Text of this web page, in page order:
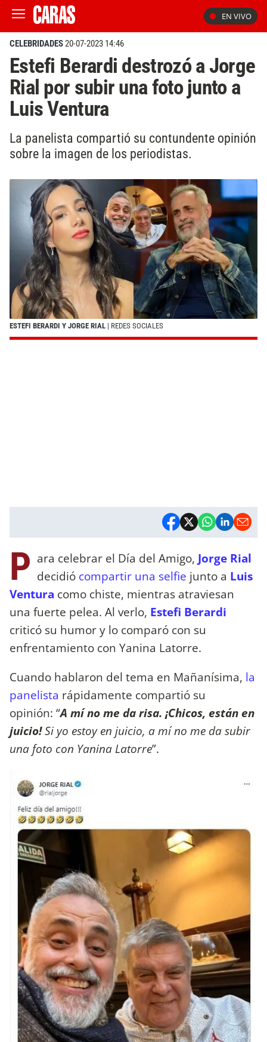
EN VIVO
CELEBRIDADES20-07-2023 14:46
Estefi Berardi destrozó a Jorge
Rial por subir una foto junto a
Luis Ventura
La panelista compartió su contundente opinión
sobre la imagen de los periodistas.
ESTEFI BERARDI Y JORGE RIAL | REDES SOCIALES
P ara celebrar el Día del Amigo, Jorge Rial
decidió compartir una selfie junto a Luis
Ventura como chiste, mientras atraviesan
una fuerte pelea. Al verlo, Estefi Berardi
criticó su humor y lo comparó con su
enfrentamiento con Yanina Latorre.
Cuando hablaron del tema en Mañanísima, la
panelista rápidamente compartió su
opinión: “A mí no me da risa. ¡Chicos, están en
juicio!Si yo estoy en juicio, a mí no me da subir
una foto con Yanina Latorre”.